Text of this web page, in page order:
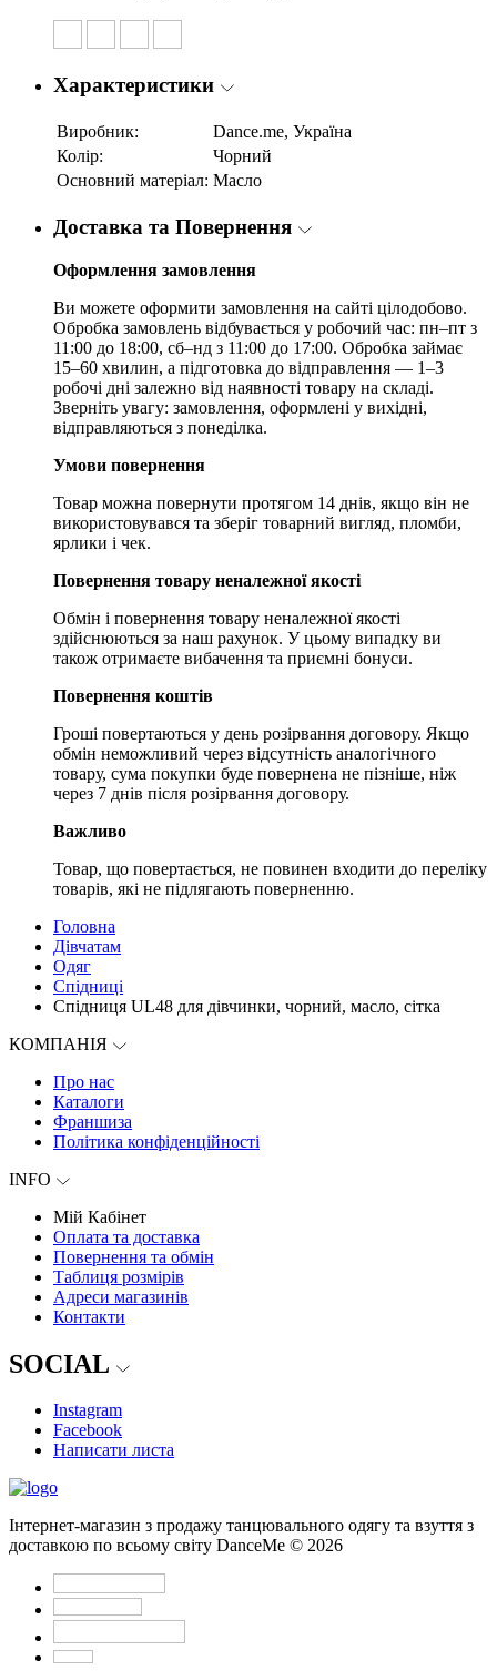
Характеристики
Виробник:
Dance.me, Україна
Колір:
Чорний
Основний матеріал: Масло
Доставка та Повернення
Оформлення замовлення
Ви можете оформити замовлення на сайті цілодобово.
Обробка замовлень відбувається у робочий час: пн–пт з
11:00 до 18:00, сб–нд з 11:00 до 17:00. Обробка займає
15–60 хвилин, а підготовка до відправлення — 1–3
робочі дні залежно від наявності товару на складі.
Зверніть увагу: замовлення, оформлені у вихідні,
відправляються з понеділка.
Умови повернення
Товар можна повернути протягом 14 днів, якщо він не
використовувався та зберіг товарний вигляд, пломби,
ярлики і чек.
Повернення товару неналежної якості
Обмін і повернення товару неналежної якості
здійснюються за наш рахунок. У цьому випадку ви
також отримаєте вибачення та приємні бонуси.
Повернення коштів
Гроші повертаються у день розірвання договору. Якщо
обмін неможливий через відсутність аналогічного
товару, сума покупки буде повернена не пізніше, ніж
через 7 днів після розірвання договору.
Важливо
Товар, що повертається, не повинен входити до переліку
товарів, які не підлягають поверненню.
Головна
Дівчатам
Одяг
Спідниці
Спідниця UL48 для дівчинки, чорний, масло, сітка
КОМПАНІЯ
Про нас
Каталоги
Франшиза
Політика конфіденційності
INFO
Мій Кабінет
Оплата та доставка
Повернення та обмін
Таблиця розмірів
Адреси магазинів
Контакти
SOCIAL
Instagram
Facebook
Написати листа
Інтернет-магазин з продажу танцювального одягу та взуття з
доставкою по всьому світу DanceMe © 2026